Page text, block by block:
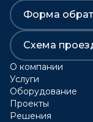
Форма
Схема
О компании
Услуги
Оборудование
Проекты
Решения